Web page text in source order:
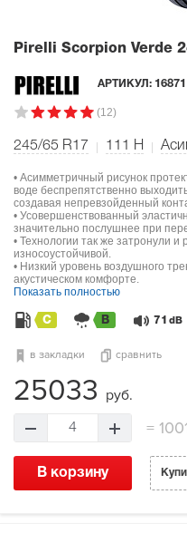
Pirelli Scorpion Verde
АРТИКУЛ: 16871
(12)
245/65 R17 111 H
• Асимметричный рисунок
воде беспрепятственно
создавая непревзойденный
• Усовершенствованный
значительно послушнее при
• Технологии так же затронули
износоустойчивой.
• Низкий уровень воздушного
акустическом комфорте.
Показать полностью
C B 71 dB
в закладки сравнить
25033 руб.
4 =
В корзину